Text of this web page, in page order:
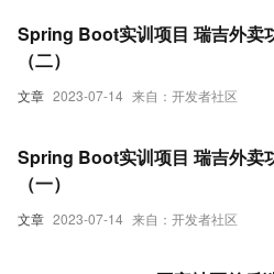
文章 2023-07-14 来自：开发者社区
Spring Boot实训项目 瑞吉外卖
（二）
文章 2023-07-14 来自：开发者社区
Spring Boot实训项目 瑞吉外卖
（一）